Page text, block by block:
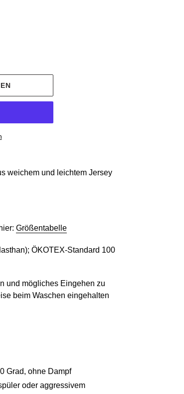
weichem und leichtem Jersey
Größentabelle
ÖKOTEX-Standard 100
und mögliches Eingehen zu
beim Waschen eingehalten
Grad, ohne Dampf
oder aggressivem